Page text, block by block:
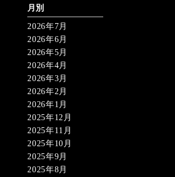
月別
2026年7月
2026年6月
2026年5月
2026年4月
2026年3月
2026年2月
2026年1月
2025年12月
2025年11月
2025年10月
2025年9月
2025年8月